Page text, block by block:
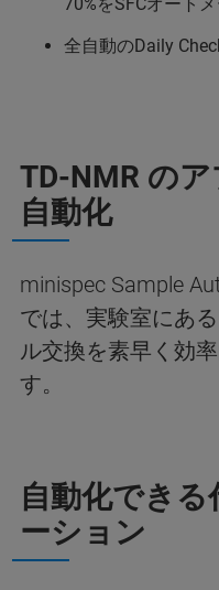
全自動のDaily
TD-NMR の
自動化
minispec Sample
では、実験室にあ
ル交換を素早く効
す。
自動化でき
ーション